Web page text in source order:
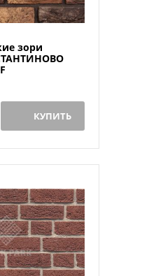
зори
КУПИТЬ